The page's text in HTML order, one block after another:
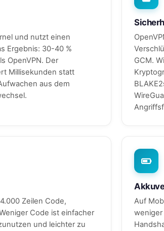
und nutzt einen
Ergebnis: 30-40 %
OpenVPN. Der
Millisekunden statt
aus dem
GCM.
Zeilen Code,
Code ist einfacher
und leichter zu
Auf
weniger